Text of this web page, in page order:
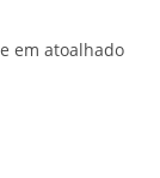
em atoalhado